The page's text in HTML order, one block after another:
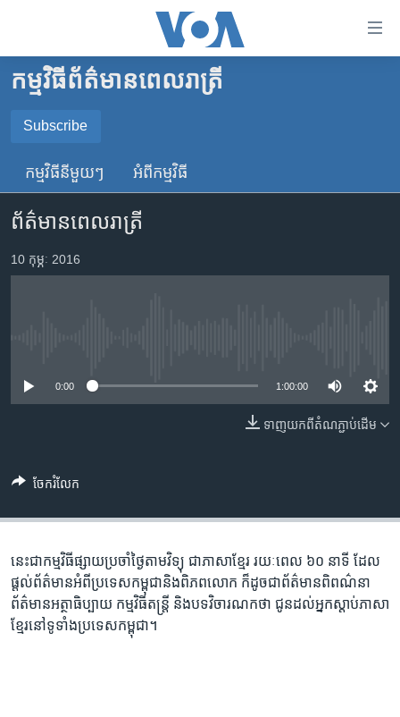
គេហទំព័រ​
ទាក់ទង
រំលង​
ទំព័រ​
ព័ត៌មាន​​
តែ​
ម្តង
រចនា
ចូល​
ស្វែង​
កម្ពុជា
អន្តរជាតិ
ចិន
ហេឡូវីអូអេ
កម្ពុជាច្នៃប្រតិដ្ឋ
កម្មវិធីទាំងអស់
បណ្តាញ​សង្គម
ភាសា
កម្មវិធី​ព័ត៌មាន​ពេលរាត្រី
Subscribe
SUBSCRIBE
YouTube Music
កម្មវិធី​នីមួយៗ អំពី​កម្មវិធី​
ព័ត៌មានពេលរាត្រី
10 កុម្ភៈ 2016
0:00 1:00:00
ទាញ​យក​ពី​តំណភ្ជាប់​ដើម
ចែករំលែក
នេះ​ជា​កម្ម​វិធី​ផ្សាយ​ប្រចាំ​ថ្ងៃ​តាម​វិទ្យុ ​ជាភាសា​ខ្មែរ​ រយៈ​ពេល​ ៦០​ នាទី ដែល​
ផ្តល់​ព័ត៌មាន​អំពី​ប្រទេស​កម្ពុជា​និង​ពិភព​លោក ​ក៏ដូច​ជា​ព័ត៌មាន​ពិពណ៌នា
ព័ត៌មាន​អត្ថាធិប្បាយ​ កម្ម​វិធី​តន្ត្រី ​និង​បទ​វិចារណកថា​ ជូន​ដល់​អ្នក​ស្តាប់​ភាសា​
ខ្មែរ​នៅ​ទូទាំង​ប្រទេស​កម្ពុជា។